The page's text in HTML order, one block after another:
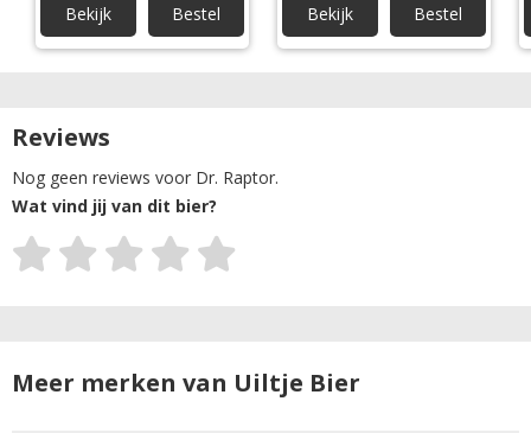
Bekijk Bestel Bekijk Bestel
Reviews
Nog geen reviews voor Dr. Raptor.
Wat vind jij van dit bier?
Meer merken van Uiltje Bier